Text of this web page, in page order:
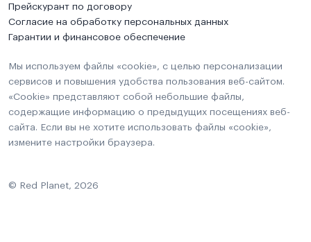
Прейскурант по договору
Согласие на обработку персональных данных
Гарантии и финансовое обеспечение
Мы используем файлы «cookie», с целью персонализации
сервисов и повышения удобства пользования веб-сайтом.
«Cookie» представляют собой небольшие файлы,
содержащие информацию о предыдущих посещениях веб-
сайта. Если вы не хотите использовать файлы «cookie»,
измените настройки браузера.
© Red Planet, 2026